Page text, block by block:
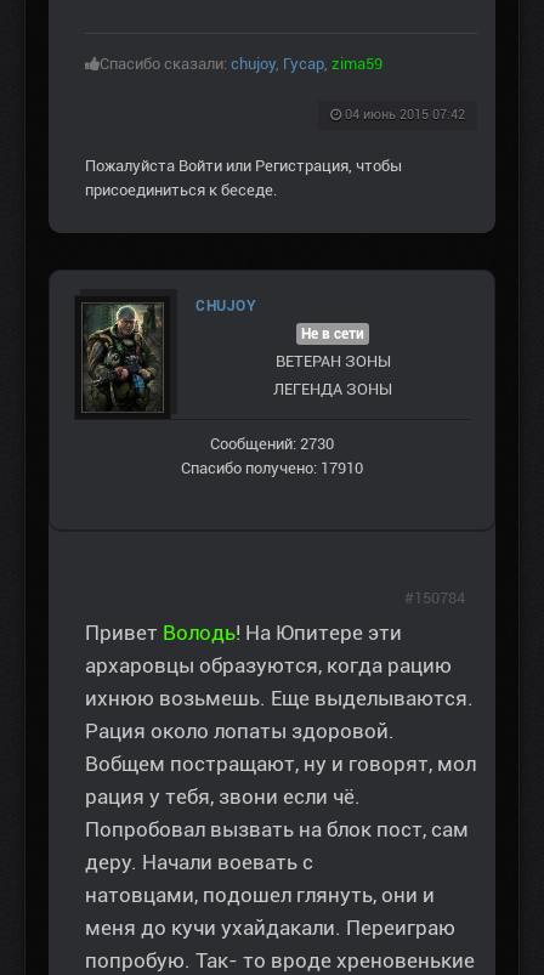
Спасибо сказали: chujoy, Гусар, zima59
04 июнь 2015 07:42
Пожалуйста Войти или Регистрация, чтобы
присоединиться к беседе.
CHUJOY
Не в сети
ВЕТЕРАН ЗOНЫ
ЛЕГЕНДА ЗОНЫ
Сообщений: 2730
Спасибо получено: 17910
Привет Володь! На Юпитере эти
архаровцы образуются, когда рацию
ихнюю возьмешь. Еще выделываются.
Рация около лопаты здоровой.
Вобщем постращают, ну и говорят, мол
рация у тебя, звони если чё.
Попробовал вызвать на блок пост, сам
деру. Начали воевать с
натовцами, подошел глянуть, они и
меня до кучи ухайдакали. Переиграю
попробую. Так- то вроде хреновенькие
#150784